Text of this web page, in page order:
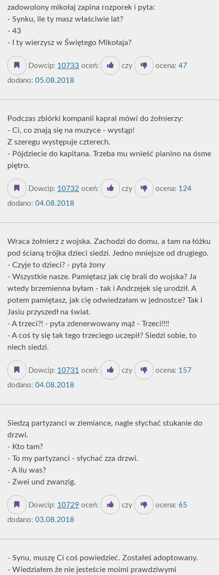
zadowolony mikołaj zapina rozporek i pyta:
- Synku, ile ty masz właściwie lat?
- 43
- I ty wierzysz w Świętego Mikołaja?
Dowcip: 10733 oceń: czy ocena: 47
dodano: 05.08.2018
Podczas zbiórki kompanii kapral mówi do żołnierzy:
- Ci, co znają się na muzyce - wystąp!
Z szeregu występuje czterech.
- Pójdziecie do kapitana. Trzeba mu wnieść pianino na ósme
piętro.
Dowcip: 10732 oceń: czy ocena: 124
dodano: 04.08.2018
Wraca żołnierz z wojska. Zachodzi do domu, a tam na łóżku
pod ścianą trójka dzieci siedzi. Jedno mniejsze od drugiego.
- Czyje to dzieci? - pyta żony
- Wszystkie nasze. Pamiętasz jak cię brali do wojska? Ja
wtedy brzemienna byłam - tak i Andrzejek się urodził. A
potem pamiętasz, jak cię odwiedzałam w jednostce? Tak i
Jasiu przyszedł na świat.
- A trzeci?! - pyta zdenerwowany mąż - Trzeci!!!!
- A coś ty się tak tego trzeciego uczepił? Siedzi sobie, to
niech siedzi.
Dowcip: 10731 oceń: czy ocena: 157
dodano: 04.08.2018
Siedzą partyzanci w ziemiance, nagle słychać stukanie do
drzwi.
- Kto tam?
- To my partyzanci - słychać zza drzwi.
- A ilu was?
- Zwei und zwanzig.
Dowcip: 10729 oceń: czy ocena: 65
dodano: 03.08.2018
- Synu, muszę Ci coś powiedzieć. Zostałeś adoptowany.
- Wiedziałem że nie jesteście moimi prawdziwymi